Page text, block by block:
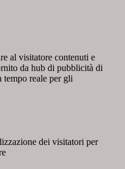
al visitatore contenuti e
da hub di pubblicità di
reale per gli
dei visitatori per